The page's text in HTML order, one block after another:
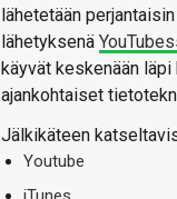
lähetetään
lähetyksenä
käyvät keskenään
ajankohtaiset
Jälkikäteen
Youtube